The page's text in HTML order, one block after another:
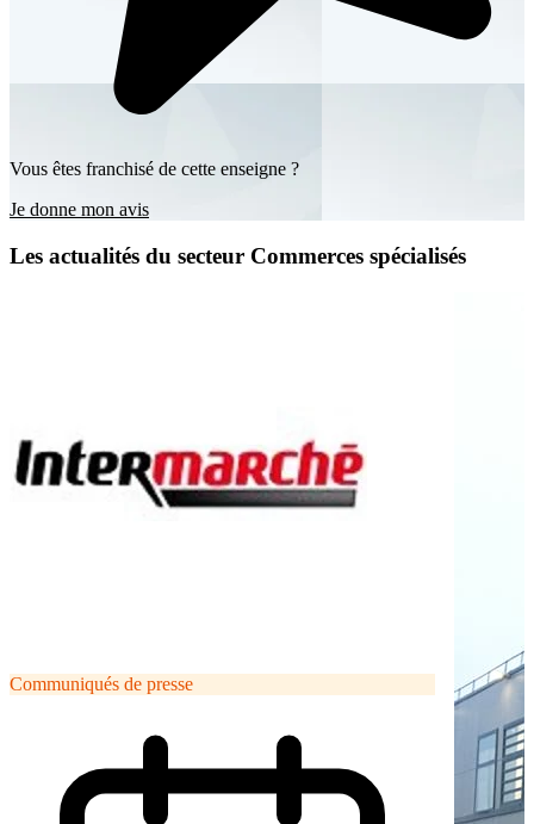
Vous êtes franchisé de cette enseigne ?
Je donne mon avis
Les actualités du secteur Commerces spécialisés
Communiqués de presse